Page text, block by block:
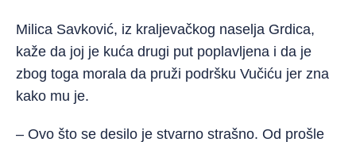
Milica Savković, iz kraljevačkog naselja Grdica,
kaže da joj je kuća drugi put poplavljena i da je
zbog toga morala da pruži podršku Vučiću jer zna
kako mu je.
– Ovo što se desilo je stvarno strašno. Od prošle